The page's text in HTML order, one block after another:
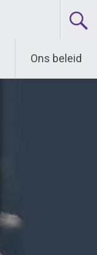
Ons beleid